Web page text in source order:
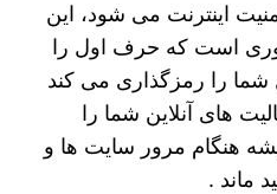
اینترنت می شود، این
است که حرف اول را
شما را رمزگذاری می کند
های آنلاین شما را
هنگام مرور سایت ها و
ماند .